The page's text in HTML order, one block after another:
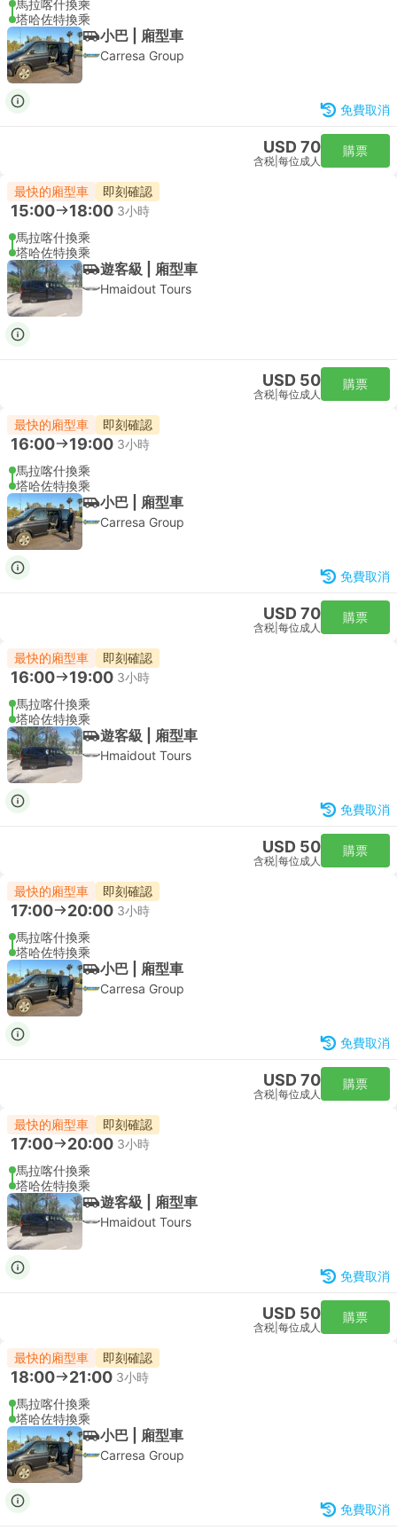
馬拉喀什換乘
塔哈佐特換乘
小巴 | 廂型車
Carresa Group
免費取消
USD 70
含税 每位成人
購票
最快的廂型車 即刻確認
15:00 18:00 3小時
馬拉喀什換乘
塔哈佐特換乘
遊客級 | 廂型車
Hmaidout Tours
USD 50
含税 每位成人
購票
最快的廂型車 即刻確認
16:00 19:00 3小時
馬拉喀什換乘
塔哈佐特換乘
小巴 | 廂型車
Carresa Group
免費取消
USD 70
含税 每位成人
購票
最快的廂型車 即刻確認
16:00 19:00 3小時
馬拉喀什換乘
塔哈佐特換乘
遊客級 | 廂型車
Hmaidout Tours
免費取消
USD 50
含税 每位成人
購票
最快的廂型車 即刻確認
17:00 20:00 3小時
馬拉喀什換乘
塔哈佐特換乘
小巴 | 廂型車
Carresa Group
免費取消
USD 70
含税 每位成人
購票
最快的廂型車 即刻確認
17:00 20:00 3小時
馬拉喀什換乘
塔哈佐特換乘
遊客級 | 廂型車
Hmaidout Tours
免費取消
USD 50
含税 每位成人
購票
最快的廂型車 即刻確認
18:00 21:00 3小時
馬拉喀什換乘
塔哈佐特換乘
小巴 | 廂型車
Carresa Group
免費取消